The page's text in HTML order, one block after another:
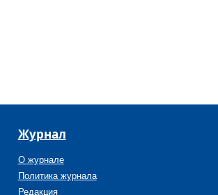
Журнал
О журнале
Политика журнала
Редакция